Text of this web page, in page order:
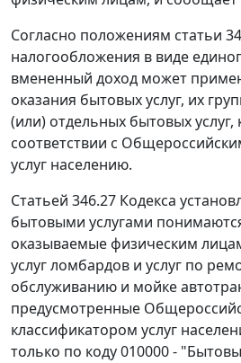
Согласно положениям статьи
налогообложения в виде
вмененный доход может
оказания бытовых услуг, их
(или) отдельных бытовых
соответствии с
услуг населению.
Статьей 346.27 Кодекса
бытовыми услугами
оказываемые физическим
услуг ломбардов и услуг по
обслуживанию и мойке
предусмотренные
классификатором услуг
только по коду 010000 -